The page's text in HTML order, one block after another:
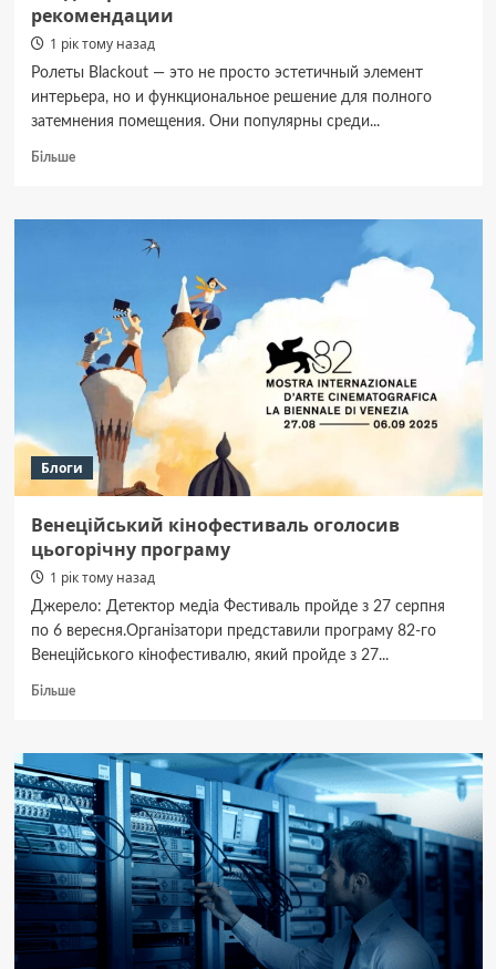
рекомендации
1 рік тому назад
Ролеты Blackout — это не просто эстетичный элемент
интерьера, но и функциональное решение для полного
затемнения помещения. Они популярны среди...
БільшеДокладніше
за
рекомендации
Блоги
Венеційський кінофестиваль оголосив
цьогорічну програму
1 рік тому назад
Джерело: Детектор медіа Фестиваль пройде з 27 серпня
по 6 вересня.Організатори представили програму 82-го
Венеційського кінофестивалю, який пройде з 27...
БільшеДокладніше
кінофестиваль
оголосив
цьогорічну
програму